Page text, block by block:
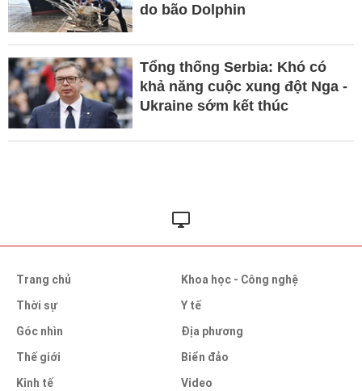
do bão Dolphin
Tổng thống Serbia: Khó có
khả năng cuộc xung đột Nga -
Ukraine sớm kết thúc
Trang chủ
Thời sự
Góc nhìn
Thế giới
Kinh tế
Khoa học - Công nghệ
Y tế
Địa phương
Biển đảo
Video